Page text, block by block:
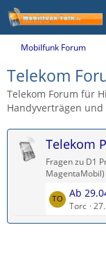
Mobilfunk Forum
Telekom
Telekom Forum für
Handyverträgen
Telekom
Fragen zu D1
MagentaMobil)
L
e
t
Ab
Torc